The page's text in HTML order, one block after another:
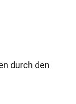
durch den